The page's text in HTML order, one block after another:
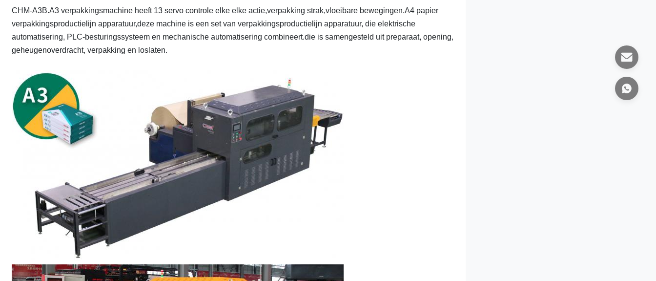
CHM-A3B.A3 verpakkingsmachine heeft 13 servo controle elke elke actie,verpakking strak,vloeibare bewegingen.A4 papier
verpakkingsproductielijn apparatuur,deze machine is een set van verpakkingsproductielijn apparatuur, die elektrische
automatisering, PLC-besturingssysteem en mechanische automatisering combineert.die is samengesteld uit preparaat, opening,
geheugenoverdracht, verpakking en loslaten.